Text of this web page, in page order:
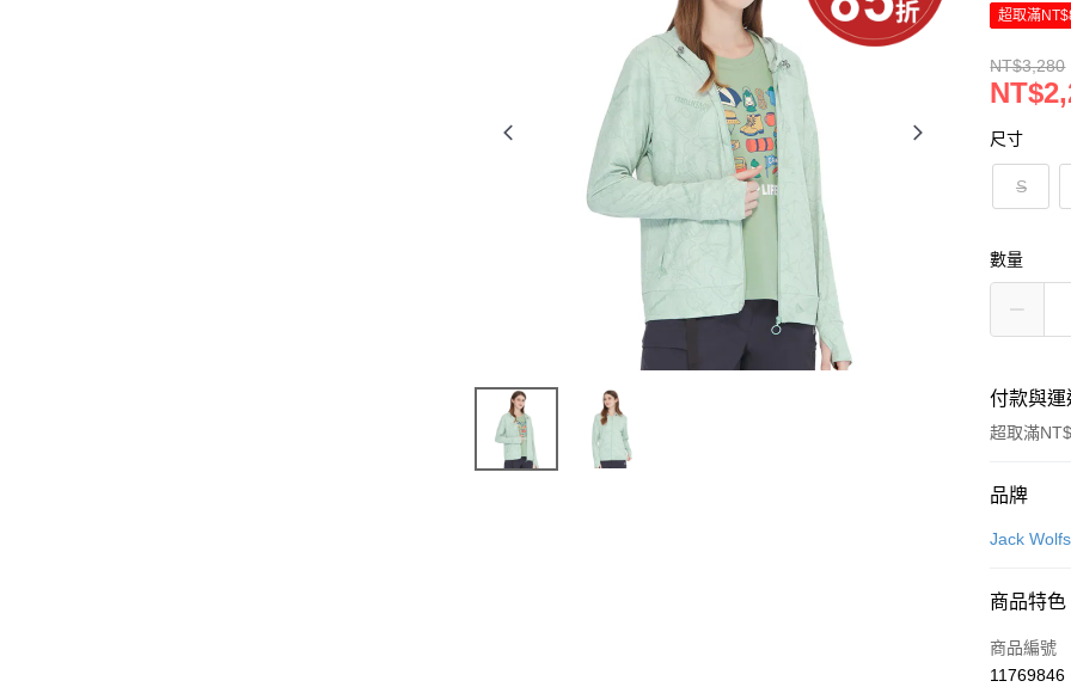
超取滿
NT$3,280
尺寸
S
數量
付款與
超取滿
付款方式
信用卡一
街口支付
品牌
Jack
商品特色
商品編號
11769846